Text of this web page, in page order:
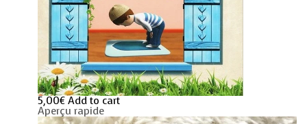
5,00€ Add to cart
Aperçu rapide